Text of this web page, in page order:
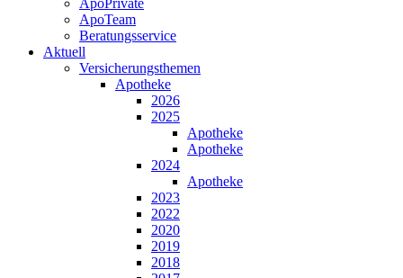
ApoPrivate
ApoTeam
Beratungsservice
Aktuell
Versicherungsthemen
Apotheke
2026
2025
Apotheke
Apotheke
2024
Apotheke
2023
2022
2020
2019
2018